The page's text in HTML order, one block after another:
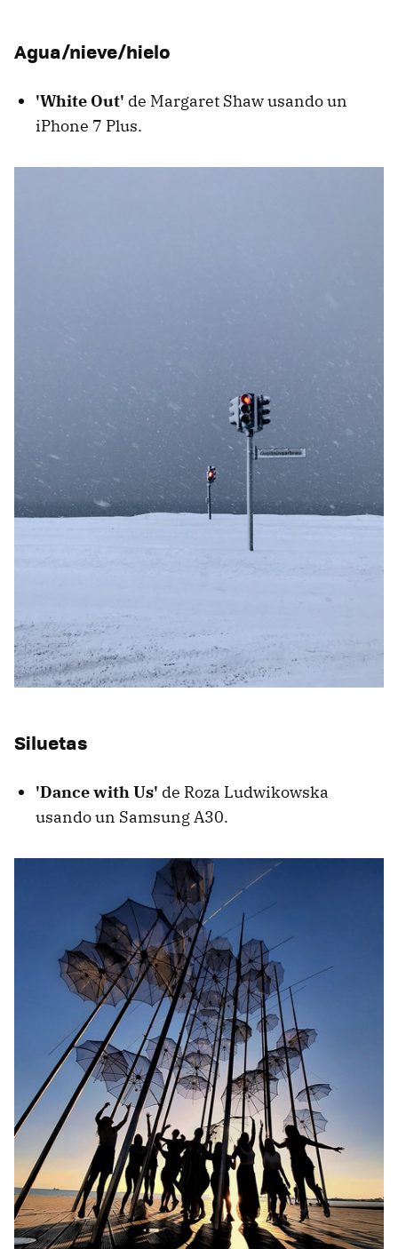
Agua/nieve/hielo
'White Out' de Margaret Shaw usando un
iPhone 7 Plus.
Siluetas
'Dance with Us' de Roza Ludwikowska
usando un Samsung A30.